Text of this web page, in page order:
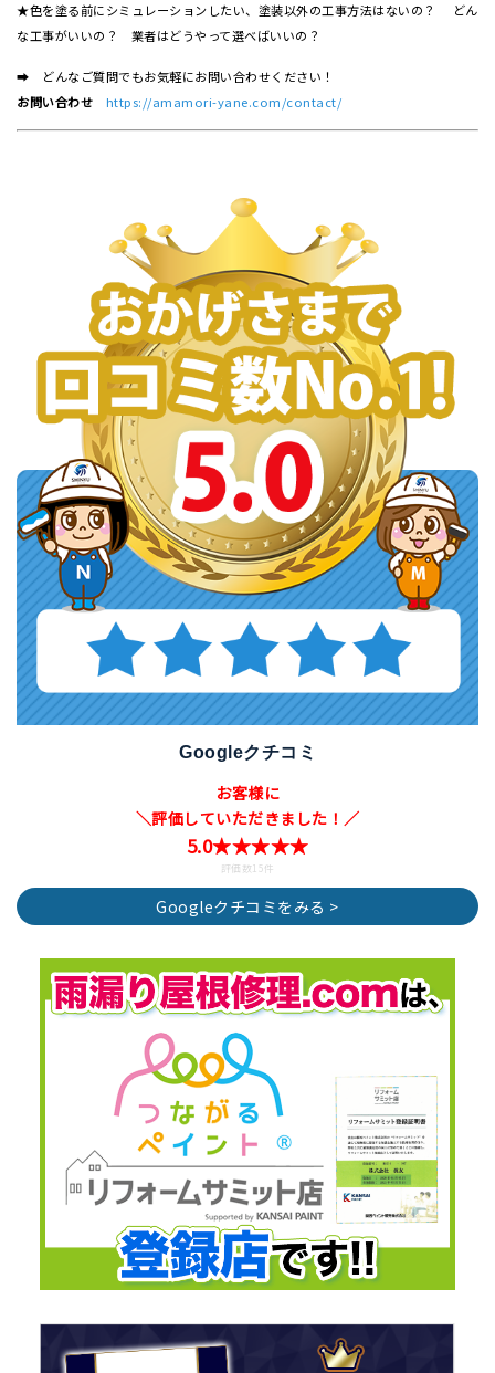
★色を塗る前にシミュレーションしたい、塗装以外の工事方法はないの？ どん
な工事がいいの？ 業者はどうやって選べばいいの？
➡ どんなご質問でもお気軽にお問い合わせください！
お問い合わせ
https://amamori-yane.com/contact/
Googleクチコミ
お客様に
＼評価していただきました！／
5.0★★★★★
評価数15件
Googleクチコミをみる >